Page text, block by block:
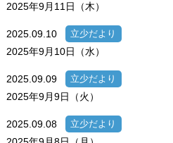
2025年9月11日（木）
2025.09.10 立少だより
2025年9月10日（水）
2025.09.09 立少だより
2025年9月9日（火）
2025.09.08 立少だより